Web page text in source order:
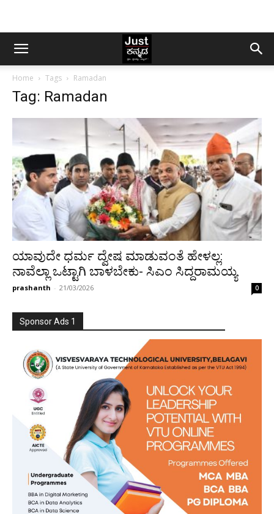
Home Tags Ramadan
Tag: Ramadan
ಯಾವುದೇ ಧರ್ಮ ದ್ವೇಷ ಮಾಡುವಂತೆ ಹೇಳಲ್ಲ:
ನಾವೆಲ್ಲಾ ಒಟ್ಟಾಗಿ ಬಾಳಬೇಕು- ಸಿಎಂ ಸಿದ್ದರಾಮಯ್ಯ
prashanth - 21/03/2026 0
Sponsor Ads 1